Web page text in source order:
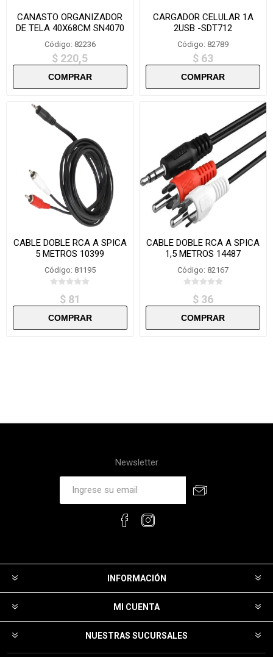
CANASTO ORGANIZADOR
DE TELA 40X68CM SN4070
Código: 82236
$ 220,5
CARGADOR CELULAR 1A
2USB -SDT712
Código: 82789
$ 63
CABLE DOBLE RCA A SPICA
5 METROS 10399
Código: 81195
$ 81
CABLE DOBLE RCA A SPICA
1,5 METROS 14487
Código: 82167
$ 36
Newsletter
INFORMACIÓN
MI CUENTA
NUESTRAS SUCURSALES